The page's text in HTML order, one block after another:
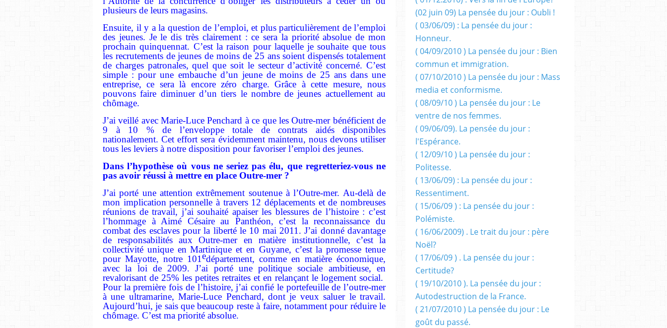
plusieurs de leurs magasins.
Ensuite, il y a la question de l’emploi, et plus particulièrement de l’emploi
des jeunes. Je le dis très clairement : ce sera la priorité absolue de mon
prochain quinquennat. C’est la raison pour laquelle je souhaite que tous
les recrutements de jeunes de moins de 25 ans soient dispensés totalement
de charges patronales, quel que soit le secteur d’activité concerné. C’est
simple : pour une embauche d’un jeune de moins de 25 ans dans une
entreprise, ce sera là encore zéro charge. Grâce à cette mesure, nous
pouvons faire diminuer d’un tiers le nombre de jeunes actuellement au
chômage.
J’ai veillé avec Marie-Luce Penchard à ce que les Outre-mer bénéficient de
9 à 10 % de l’enveloppe totale de contrats aidés disponibles
nationalement. Cet effort sera évidemment maintenu, nous devons utiliser
tous les leviers à notre disposition pour favoriser l’emploi des jeunes.
Dans l’hypothèse où vous ne seriez pas élu, que regretteriez-vous ne
pas avoir réussi à mettre en place Outre-mer ?
J’ai porté une attention extrêmement soutenue à l’Outre-mer. Au-delà de
mon implication personnelle à travers 12 déplacements et de nombreuses
réunions de travail, j’ai souhaité apaiser les blessures de l’histoire : c’est
l’hommage à Aimé Césaire au Panthéon, c’est la reconnaissance du
combat des esclaves pour la liberté le 10 mai 2011. J’ai donné davantage
de responsabilités aux Outre-mer en matière institutionnelle, c’est la
collectivité unique en Martinique et en Guyane, c’est la promesse tenue
pour Mayotte, notre 101edépartement, comme en matière économique,
avec la loi de 2009. J’ai porté une politique sociale ambitieuse, en
revalorisant de 25% les petites retraites et en relançant le logement social.
Pour la première fois de l’histoire, j’ai confié le portefeuille de l’outre-mer
à une ultramarine, Marie-Luce Penchard, dont je veux saluer le travail.
Aujourd’hui, je sais que beaucoup reste à faire, notamment pour réduire le
chômage. C’est ma priorité absolue.
(02 juin 09) La pensée du jour : Oubli !
( 03/06/09) : La pensée du jour :
Honneur.
( 04/09/2010 ) La pensée du jour : Bien
commun et immigration.
( 07/10/2010 ) La pensée du jour : Mass
media et conformisme.
( 08/09/10 ) La pensée du jour : Le
ventre de nos femmes.
( 09/06/09). La pensée du jour :
l'Espérance.
( 12/09/10 ) La pensée du jour :
Politesse.
( 13/06/09) : La pensée du jour :
Ressentiment.
( 15/06/09 ) : La pensée du jour :
Polémiste.
( 16/06/2009) . Le trait du jour : père
Noël?
( 17/06/09 ) . La pensée du jour :
Certitude?
( 19/10/2010 ). La pensée du jour :
Autodestruction de la France.
( 21/07/2010 ) La pensée du jour : Le
goût du passé.